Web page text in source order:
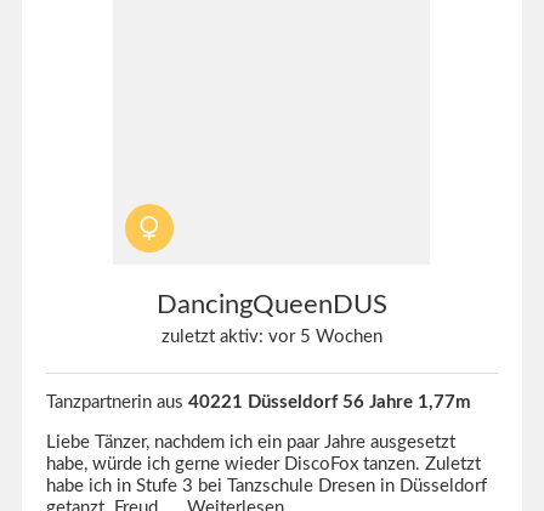
DancingQueenDUS
zuletzt aktiv: vor 5 Wochen
Tanzpartnerin aus 40221 Düsseldorf 56 Jahre 1,77m
Liebe Tänzer, nachdem ich ein paar Jahre ausgesetzt
habe, würde ich gerne wieder DiscoFox tanzen. Zuletzt
habe ich in Stufe 3 bei Tanzschule Dresen in Düsseldorf